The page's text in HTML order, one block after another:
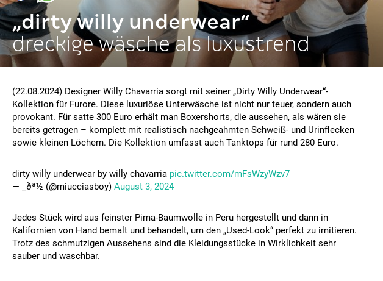
„dirty willy underwear“
dreckige wäsche als luxustrend
(22.08.2024) Designer Willy Chavarria sorgt mit seiner „Dirty Willy Underwear“-
Kollektion für Furore. Diese luxuriöse Unterwäsche ist nicht nur teuer, sondern auch
provokant. Für satte 300 Euro erhält man Boxershorts, die aussehen, als wären sie
bereits getragen – komplett mit realistisch nachgeahmten Schweiß- und Urinflecken
sowie kleinen Löchern. Die Kollektion umfasst auch Tanktops für rund 280 Euro.
dirty willy underwear by willy chavarria pic.twitter.com/mFsWzyWzv7
— _ðª½ (@miucciasboy) August 3, 2024
Jedes Stück wird aus feinster Pima-Baumwolle in Peru hergestellt und dann in
Kalifornien von Hand bemalt und behandelt, um den „Used-Look“ perfekt zu imitieren.
Trotz des schmutzigen Aussehens sind die Kleidungsstücke in Wirklichkeit sehr
sauber und waschbar.